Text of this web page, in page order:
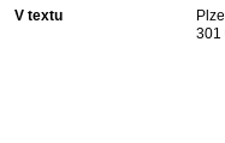
V textu
301